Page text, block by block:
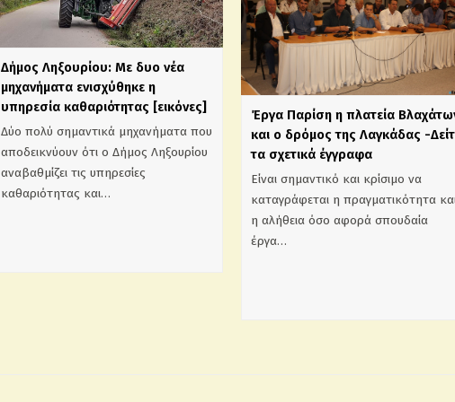
Δήμος Ληξουρίου: Με δυο νέα
μηχανήματα ενισχύθηκε η
υπηρεσία καθαριότητας [εικόνες]
Δύο πολύ σημαντικά μηχανήματα που
αποδεικνύουν ότι ο Δήμος Ληξουρίου
αναβαθμίζει τις υπηρεσίες
καθαριότητας και…
Έργα Παρίση η πλατεία
και ο δρόμος της Λαγκάδας -
τα σχετικά έγγραφα
Είναι σημαντικό και κρίσιμο να
καταγράφεται η πραγματικότητα
η αλήθεια όσο αφορά σπουδαία
έργα…